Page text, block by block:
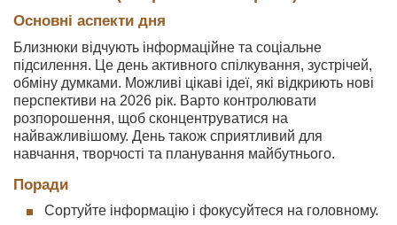
Основні аспекти дня
Близнюки відчують інформаційне та соціальне
підсилення. Це день активного спілкування, зустрічей,
обміну думками. Можливі цікаві ідеї, які відкриють нові
перспективи на 2026 рік. Варто контролювати
розпорошення, щоб сконцентруватися на
найважливішому. День також сприятливий для
навчання, творчості та планування майбутнього.
Поради
Сортуйте інформацію і фокусуйтеся на головному.